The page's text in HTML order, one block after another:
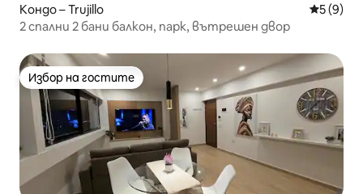
Кондо – Trujillo Средна
5 (9)
2 спални 2 бани балкон, парк, вътрешен двор
Избор на гостите
Избор на гостите